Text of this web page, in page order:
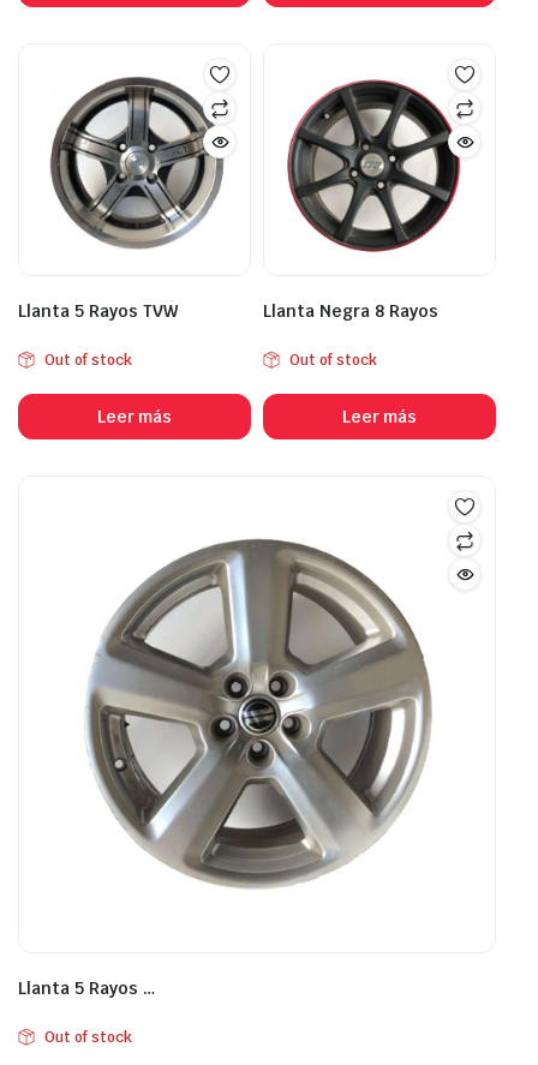
Llanta 5 Rayos TVW
Out of stock
Leer más
Llanta Negra 8 Rayos
Out of stock
Leer más
Llanta 5 Rayos …
Out of stock